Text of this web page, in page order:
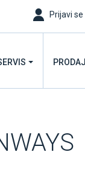
Prijavi se